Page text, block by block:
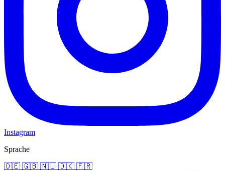
Instagram
Sprache
🇩🇪 🇬🇧 🇳🇱 🇩🇰 🇫🇷